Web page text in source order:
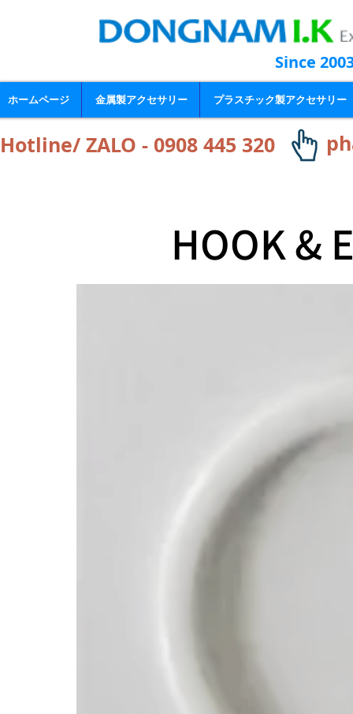
Since
ホームページ 金属製アクセサリー プラスチック製アクセサリー
Hotline/ ZALO - 0908 445 320
HOOK &